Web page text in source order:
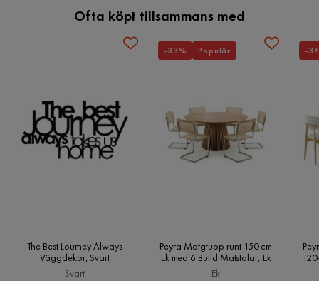
Ofta köpt tillsammans med
The Best Lourney Always
Väggdekor, Svart
Svart
Peyra Matgrupp runt 150 cm
Ek med 6 Build Matstolar, Ek
Ek
-33% Populär -